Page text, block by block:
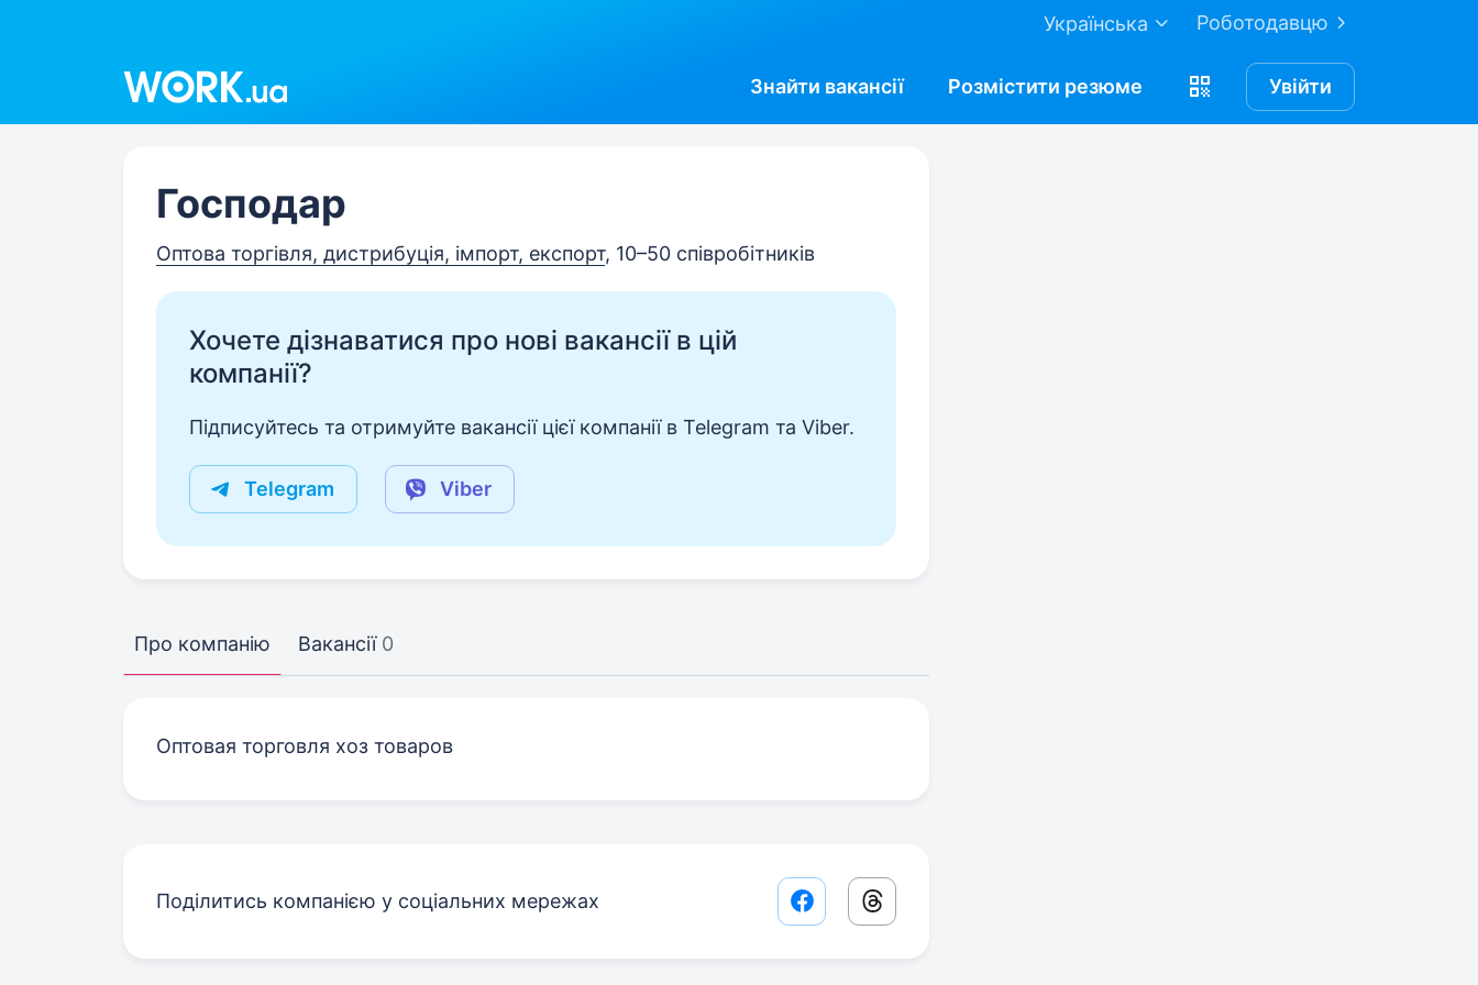
Роботодавцю
Українська
Знайти вакансії Розмістити резюме Увійти
Господар
Оптова торгівля, дистрибуція, імпорт, експорт, 10–50 співробітників
Хочете дізнаватися про нові вакансії в цій
компанії?
Підписуйтесь та отримуйте вакансії цієї компанії в Telegram та Viber.
Telegram Viber
Про компанію Вакансії 0
Оптовая торговля хоз товаров
Поділитись компанією у соціальних мережах Facebook share link
Threads share link